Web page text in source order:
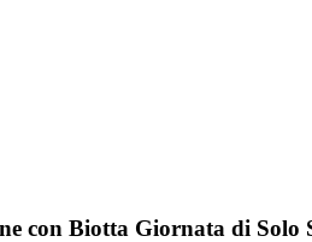
con Biotta Giornata di Solo